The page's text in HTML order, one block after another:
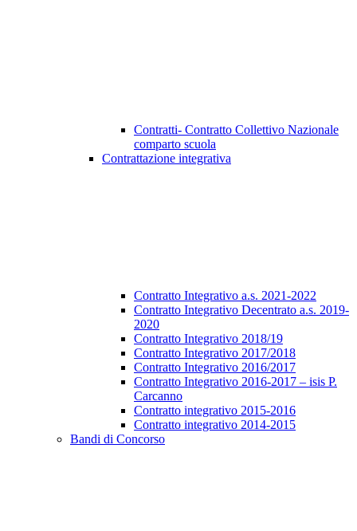
Contratti- Contratto Collettivo Nazionale
comparto scuola
Contrattazione integrativa
Contratto Integrativo a.s. 2021-2022
Contratto Integrativo Decentrato a.s. 2019-
2020
Contratto Integrativo 2018/19
Contratto Integrativo 2017/2018
Contratto Integrativo 2016/2017
Contratto Integrativo 2016-2017 – isis P.
Carcanno
Contratto integrativo 2015-2016
Contratto integrativo 2014-2015
Bandi di Concorso